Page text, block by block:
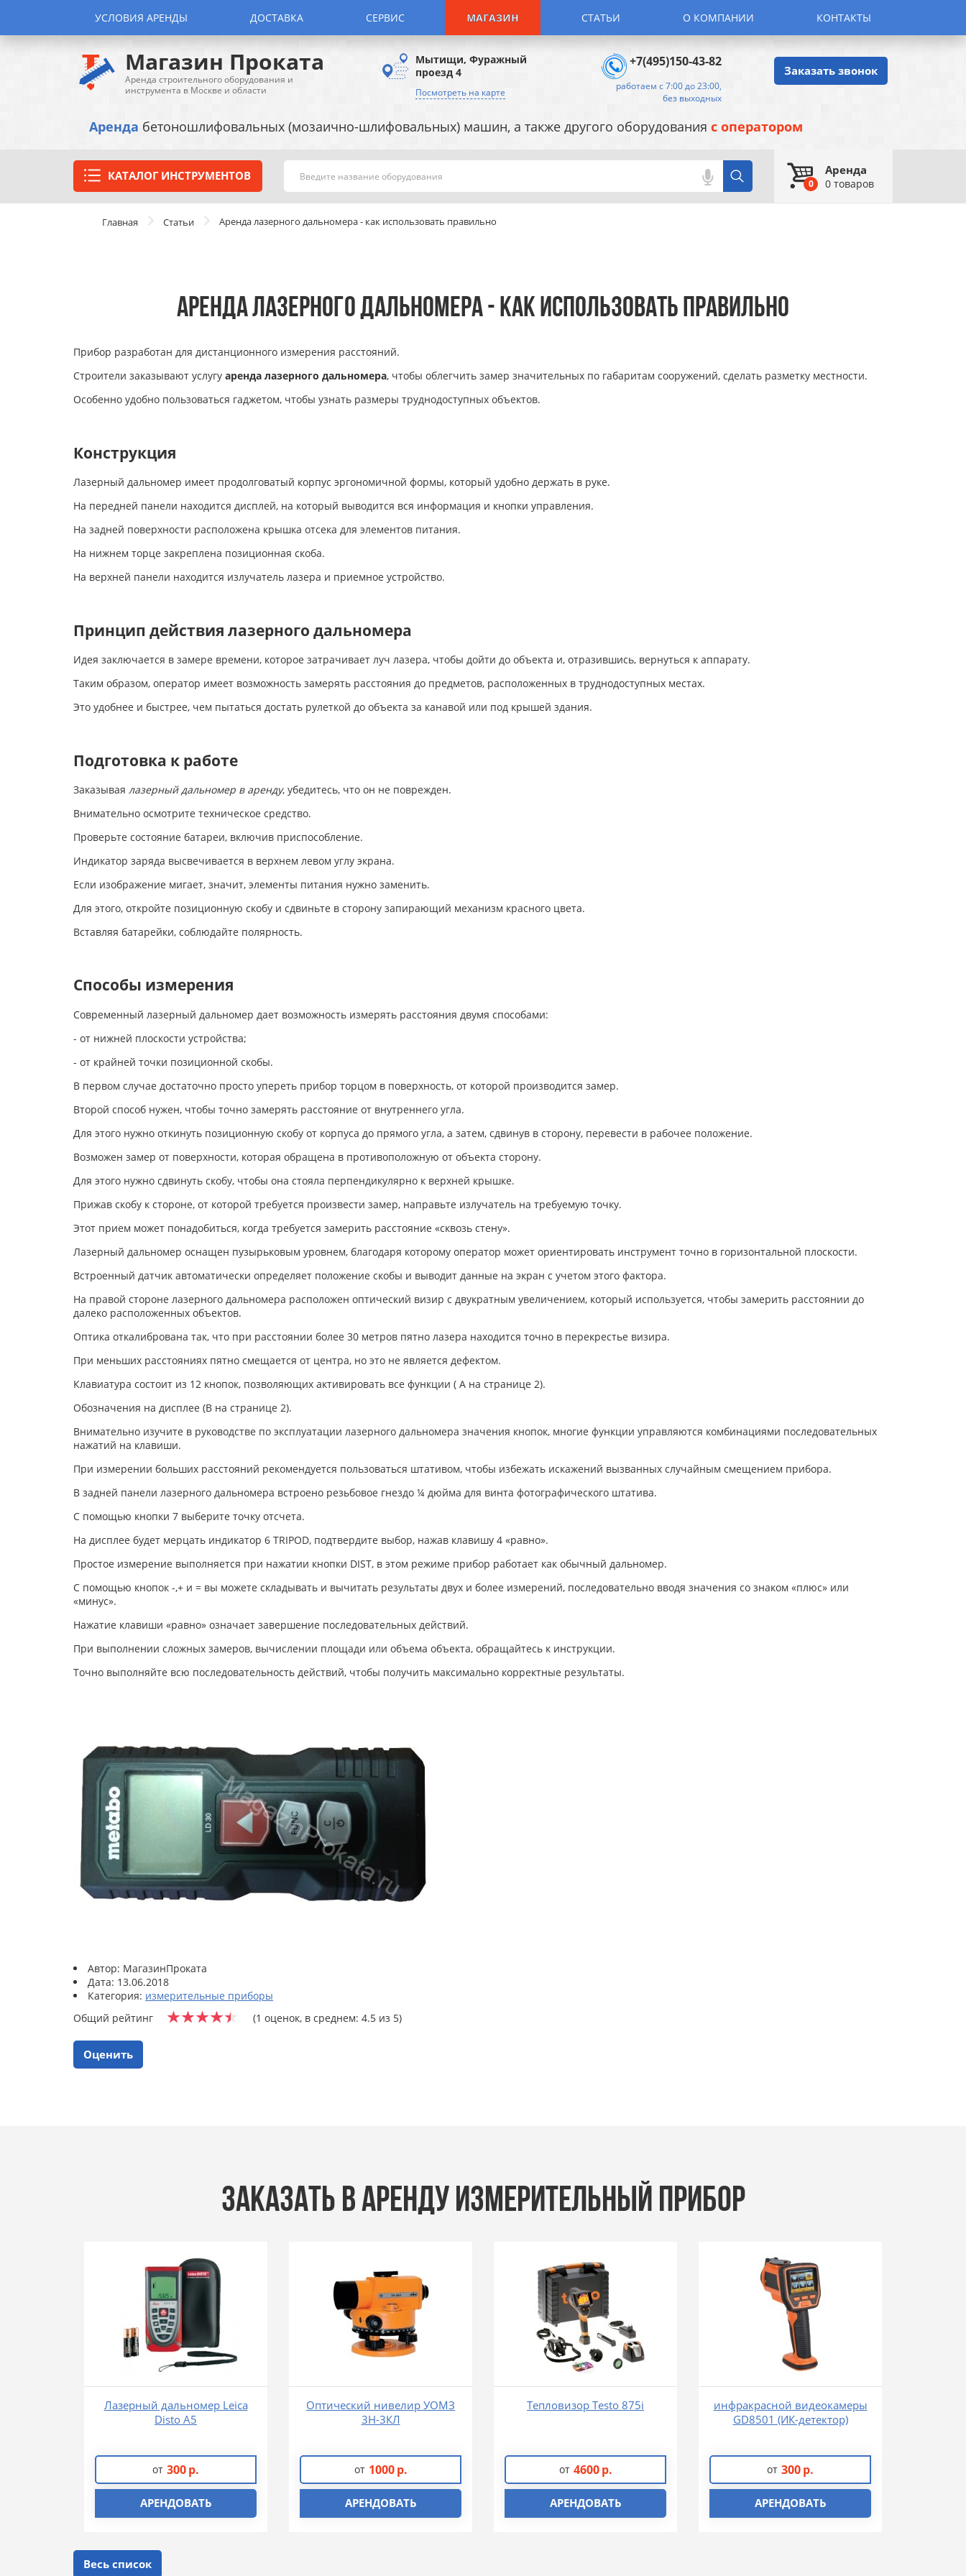
УСЛОВИЯ АРЕНДЫ ДОСТАВКА СЕРВИС МАГАЗИН СТАТЬИ О КОМПАНИИ КОНТАКТЫ
Магазин Проката
Аренда строительного оборудования и
инструмента в Москве и области
Мытищи, Фуражный
проезд 4
Посмотреть на карте
+7(495)150-43-82
работаем с 7:00 до 23:00,
без выходных
Заказать звонок
Аренда бетоношлифовальных (мозаично-шлифовальных) машин, а также другого оборудования с оператором
КАТАЛОГ ИНСТРУМЕНТОВ Поиск
0
Аренда
0товаров
Главная Статьи Аренда лазерного дальномера - как использовать правильно
АРЕНДА ЛАЗЕРНОГО ДАЛЬНОМЕРА - КАК ИСПОЛЬЗОВАТЬ ПРАВИЛЬНО
Прибор разработан для дистанционного измерения расстояний.
Строители заказывают услугу аренда лазерного дальномера, чтобы облегчить замер значительных по габаритам сооружений, сделать разметку местности.
Особенно удобно пользоваться гаджетом, чтобы узнать размеры труднодоступных объектов.
Конструкция
Лазерный дальномер имеет продолговатый корпус эргономичной формы, который удобно держать в руке.
На передней панели находится дисплей, на который выводится вся информация и кнопки управления.
На задней поверхности расположена крышка отсека для элементов питания.
На нижнем торце закреплена позиционная скоба.
На верхней панели находится излучатель лазера и приемное устройство.
Принцип действия лазерного дальномера
Идея заключается в замере времени, которое затрачивает луч лазера, чтобы дойти до объекта и, отразившись, вернуться к аппарату.
Таким образом, оператор имеет возможность замерять расстояния до предметов, расположенных в труднодоступных местах.
Это удобнее и быстрее, чем пытаться достать рулеткой до объекта за канавой или под крышей здания.
Подготовка к работе
Заказывая лазерный дальномер в аренду, убедитесь, что он не поврежден.
Внимательно осмотрите техническое средство.
Проверьте состояние батареи, включив приспособление.
Индикатор заряда высвечивается в верхнем левом углу экрана.
Если изображение мигает, значит, элементы питания нужно заменить.
Для этого, откройте позиционную скобу и сдвиньте в сторону запирающий механизм красного цвета.
Вставляя батарейки, соблюдайте полярность.
Способы измерения
Современный лазерный дальномер дает возможность измерять расстояния двумя способами:
- от нижней плоскости устройства;
- от крайней точки позиционной скобы.
В первом случае достаточно просто упереть прибор торцом в поверхность, от которой производится замер.
Второй способ нужен, чтобы точно замерять расстояние от внутреннего угла.
Для этого нужно откинуть позиционную скобу от корпуса до прямого угла, а затем, сдвинув в сторону, перевести в рабочее положение.
Возможен замер от поверхности, которая обращена в противоположную от объекта сторону.
Для этого нужно сдвинуть скобу, чтобы она стояла перпендикулярно к верхней крышке.
Прижав скобу к стороне, от которой требуется произвести замер, направьте излучатель на требуемую точку.
Этот прием может понадобиться, когда требуется замерить расстояние «сквозь стену».
Лазерный дальномер оснащен пузырьковым уровнем, благодаря которому оператор может ориентировать инструмент точно в горизонтальной плоскости.
Встроенный датчик автоматически определяет положение скобы и выводит данные на экран с учетом этого фактора.
На правой стороне лазерного дальномера расположен оптический визир с двукратным увеличением, который используется, чтобы замерить расстоянии до
далеко расположенных объектов.
Оптика откалибрована так, что при расстоянии более 30 метров пятно лазера находится точно в перекрестье визира.
При меньших расстояниях пятно смещается от центра, но это не является дефектом.
Клавиатура состоит из 12 кнопок, позволяющих активировать все функции ( А на странице 2).
Обозначения на дисплее (В на странице 2).
Внимательно изучите в руководстве по эксплуатации лазерного дальномера значения кнопок, многие функции управляются комбинациями последовательных
нажатий на клавиши.
При измерении больших расстояний рекомендуется пользоваться штативом, чтобы избежать искажений вызванных случайным смещением прибора.
В задней панели лазерного дальномера встроено резьбовое гнездо ¼ дюйма для винта фотографического штатива.
С помощью кнопки 7 выберите точку отсчета.
На дисплее будет мерцать индикатор 6 TRIPOD, подтвердите выбор, нажав клавишу 4 «равно».
Простое измерение выполняется при нажатии кнопки DIST, в этом режиме прибор работает как обычный дальномер.
С помощью кнопок -,+ и = вы можете складывать и вычитать результаты двух и более измерений, последовательно вводя значения со знаком «плюс» или
«минус».
Нажатие клавиши «равно» означает завершение последовательных действий.
При выполнении сложных замеров, вычислении площади или объема объекта, обращайтесь к инструкции.
Точно выполняйте всю последовательность действий, чтобы получить максимально корректные результаты.
Автор: МагазинПроката
Дата: 13.06.2018
Категория: измерительные приборы
Общий рейтинг
(1 оценок, в среднем: 4.5 из 5)
Оценить
ЗАКАЗАТЬ В АРЕНДУ ИЗМЕРИТЕЛЬНЫЙ ПРИБОР
Лазерный дальномер Leica
Disto A5
от 300р.
АРЕНДОВАТЬ
Оптический нивелир УОМЗ
3Н-3КЛ
от 1000 р.
АРЕНДОВАТЬ
Тепловизор Testo 875i
от 4600 р.
АРЕНДОВАТЬ
инфракрасной видеокамеры
GD8501 (ИК-детектор)
от 300р.
АРЕНДОВАТЬ
Весь список